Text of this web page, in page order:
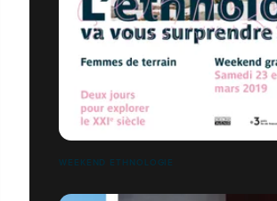
WEEKEND ETHNOLOGIE